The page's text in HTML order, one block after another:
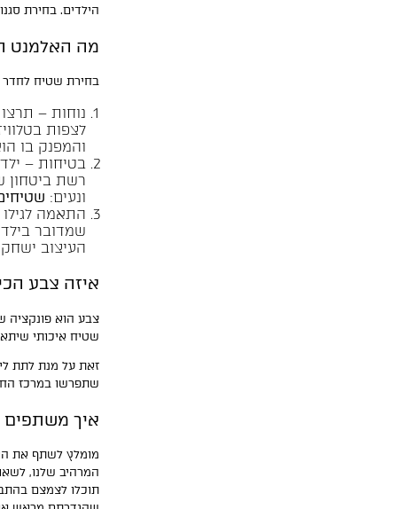
הילדים. בחירת
מה האלמנט
בחירת שטיח לחדר הילדים
נוחות –
לצפות
והמפנק בו
בטיחות –
רשת ביטחון
ונעים:
התאמה
שמדובר
העיצוב
איזה צבע
צבע הוא פונקציה
שטיח איכותי
זאת על מנת לתת
שתפרשו במרכז
איך
מומלץ לשתף את
תוכלו לצמצם